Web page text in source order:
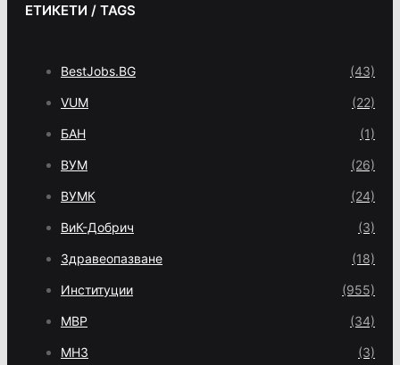
ЕТИКЕТИ / TAGS
BestJobs.BG (43)
VUM (22)
БАН (1)
ВУМ (26)
ВУМК (24)
ВиК-Добрич (3)
Здравеопазване (18)
Институции (955)
МВР (34)
МНЗ (3)